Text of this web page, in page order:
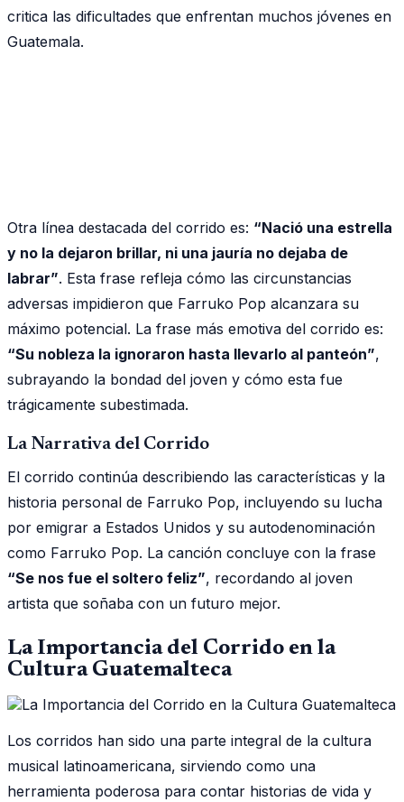
critica las dificultades que enfrentan muchos jóvenes en
Guatemala.
Otra línea destacada del corrido es: “Nació una estrella
y no la dejaron brillar, ni una jauría no dejaba de
labrar”. Esta frase refleja cómo las circunstancias
adversas impidieron que Farruko Pop alcanzara su
máximo potencial. La frase más emotiva del corrido es:
“Su nobleza la ignoraron hasta llevarlo al panteón”,
subrayando la bondad del joven y cómo esta fue
trágicamente subestimada.
La Narrativa del Corrido
El corrido continúa describiendo las características y la
historia personal de Farruko Pop, incluyendo su lucha
por emigrar a Estados Unidos y su autodenominación
como Farruko Pop. La canción concluye con la frase
“Se nos fue el soltero feliz”, recordando al joven
artista que soñaba con un futuro mejor.
La Importancia del Corrido en la
Cultura Guatemalteca
Los corridos han sido una parte integral de la cultura
musical latinoamericana, sirviendo como una
herramienta poderosa para contar historias de vida y